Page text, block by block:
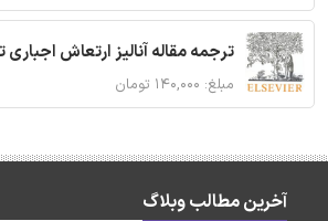
ترجمه مقاله آنالیز ارتعاش
مبلغ: ۱۴۰,۰۰۰ تومان
آخرین مطالب وبلاگ